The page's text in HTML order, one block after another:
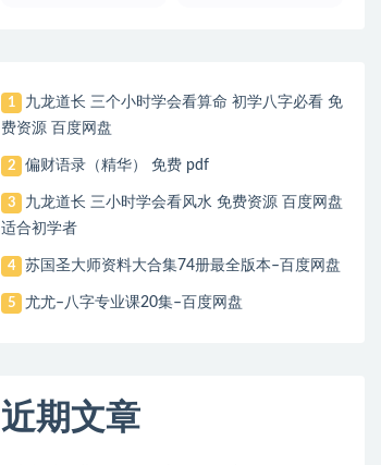
1
九龙道长 三个小时学会看算命 初学八字必看 免
费资源 百度网盘
2 偏财语录（精华） 免费 pdf
3
九龙道长 三小时学会看风水 免费资源 百度网盘
适合初学者
4 苏国圣大师资料大合集74册最全版本–百度网盘
5 尤尤–八字专业课20集–百度网盘
近期文章